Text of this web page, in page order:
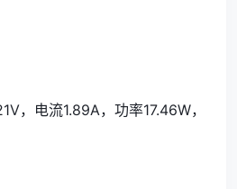
，电流1.89A，功率17.46W，